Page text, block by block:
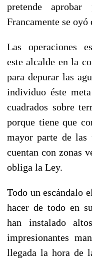
pretende
Francamente se oyó
Las operaciones
este alcalde en la
para depurar las
individuo éste
cuadrados sobre
porque tiene que
mayor parte de las
cuentan con zonas
obliga la Ley.
Todo un escándalo
hacer de todo en
han instalado
impresionantes
llegada la hora de